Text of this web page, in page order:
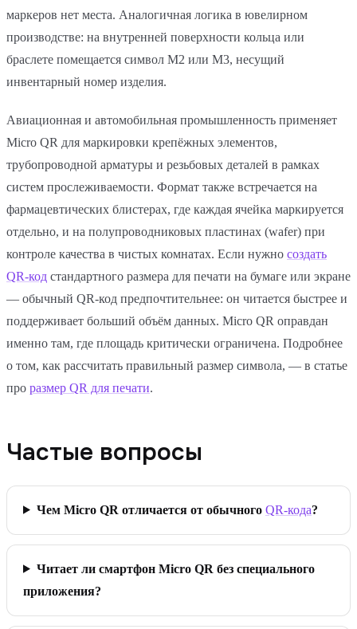
маркеров нет места. Аналогичная логика в ювелирном
производстве: на внутренней поверхности кольца или
браслете помещается символ M2 или M3, несущий
инвентарный номер изделия.
Авиационная и автомобильная промышленность применяет
Micro QR для маркировки крепёжных элементов,
трубопроводной арматуры и резьбовых деталей в рамках
систем прослеживаемости. Формат также встречается на
фармацевтических блистерах, где каждая ячейка маркируется
отдельно, и на полупроводниковых пластинах (wafer) при
контроле качества в чистых комнатах. Если нужно создать
QR-код стандартного размера для печати на бумаге или экране
— обычный QR-код предпочтительнее: он читается быстрее и
поддерживает больший объём данных. Micro QR оправдан
именно там, где площадь критически ограничена. Подробнее
о том, как рассчитать правильный размер символа, — в статье
про размер QR для печати.
Частые вопросы
Чем Micro QR отличается от обычного QR-кода?
Читает ли смартфон Micro QR без специального
приложения?